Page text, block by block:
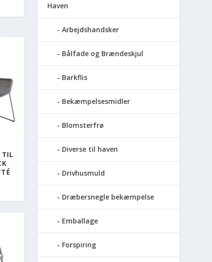
TIL
Haven
Arbejdshandsker
Bålfade og Brændeskjul
Barkflis
Bekæmpelsesmidler
Blomsterfrø
Diverse til haven
Drivhusmuld
Dræbersnegle bekæmpelse
Emballage
Forspiring